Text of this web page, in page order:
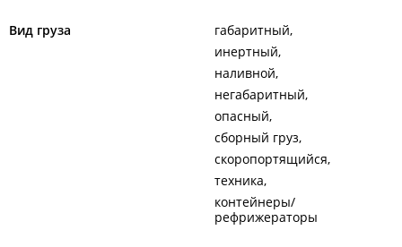
Вид груза
габаритный
инертный
наливной
негабаритный
опасный
сборный груз
скоропортящийся
техника
контейнеры/
рефрижераторы